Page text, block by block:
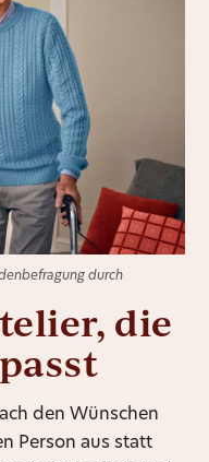
durch
die
den Wünschen
Person aus statt